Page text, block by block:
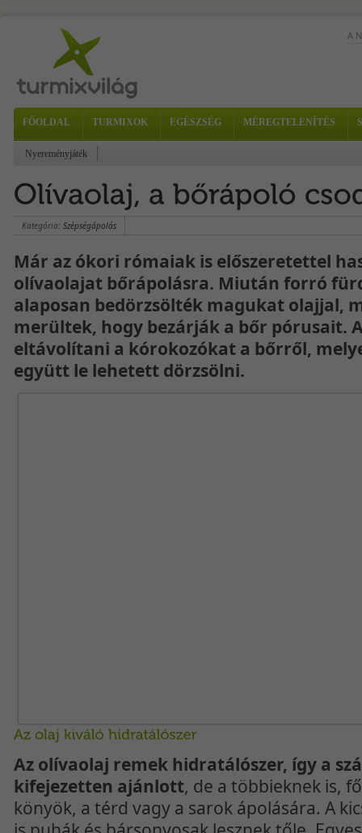
A
FŐOLDAL TURMIXOK EGÉSZSÉG MÉREGTELENÍTÉS
Nyereményjáték
Kategória: Szépségápolás
Már az ókori rómaiak is előszeretettel
olívaolajat bőrápolásra. Miután forró
alaposan bedörzsölték magukat olajjal,
merültek, hogy bezárják a bőr pórusait.
eltávolítani a kórokozókat a bőrről,
együtt le lehetett dörzsölni.
Az olívaolaj remek hidratálószer, így a
kifejezetten ajánlott, de a többieknek is,
könyök, a térd vagy a sarok ápolására. A